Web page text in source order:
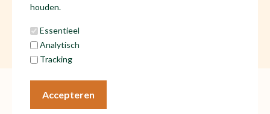
houden.
Essentieel
Analytisch
Tracking
Accepteren
Social media
Algemene voorwaarden